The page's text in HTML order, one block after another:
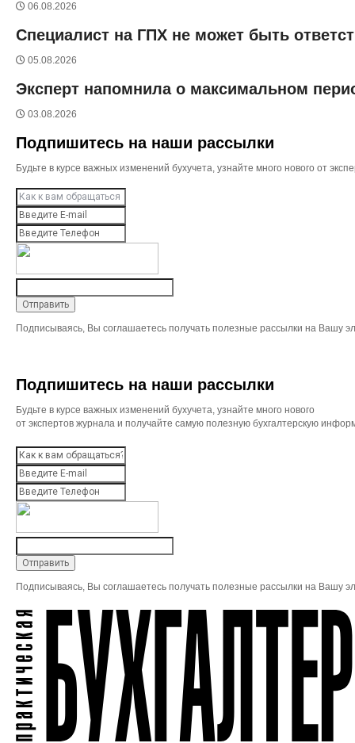
06.08.2026
Специалист на ГПХ не может быть
05.08.2026
Эксперт напомнила о максимальном
03.08.2026
Подпишитесь на наши рассылки
Будьте в курсе важных изменений бухучета, узнайте много нового от
Подписываясь, Вы соглашаетесь получать полезные рассылки на Вашу
Подпишитесь на наши рассылки
Будьте в курсе важных изменений бухучета, узнайте много нового
от экспертов журнала и получайте самую полезную бухгалтерскую
Подписываясь, Вы соглашаетесь получать полезные рассылки на Вашу